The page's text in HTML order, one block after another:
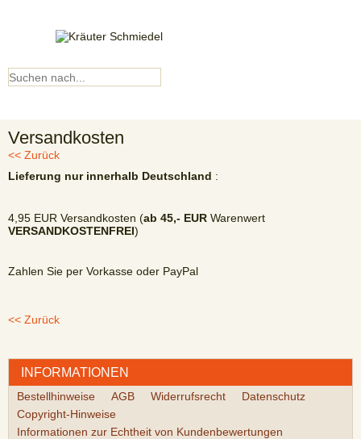
Versandkosten
<< Zurück
Lieferung nur innerhalb Deutschland :
4,95 EUR Versandkosten (ab 45,- EUR Warenwert
VERSANDKOSTENFREI)
Zahlen Sie per Vorkasse oder PayPal
<< Zurück
INFORMATIONEN
Bestellhinweise AGB Widerrufsrecht
Datenschutz
Copyright-Hinweise
Informationen zur Echtheit von Kundenbewertungen